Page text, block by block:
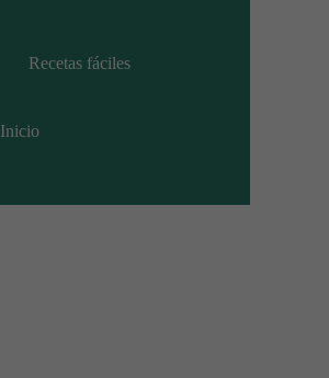
Recetas fáciles
Inicio